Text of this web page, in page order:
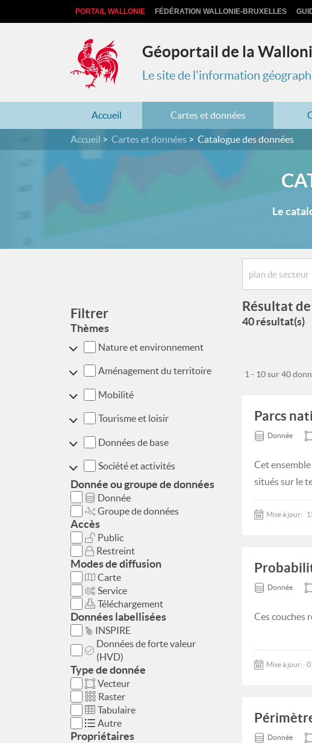
PORTAIL WALLONIE FÉDÉRATION WALLONIE-BRUXELLES
Géoportail de la
Le site de l'information
Accueil Cartes et données
Accueil Cartes et données Catalogue des données
Le
Filtrer
Thèmes
Nature et environnement
Aménagement du territoire
Mobilité
Tourisme et loisir
Données de base
Société et activités
Donnée ou groupe de données
Donnée
Groupe de données
Accès
Public
Restreint
Modes de diffusion
Carte
Service
Téléchargement
Données labellisées
INSPIRE
Données de forte valeur
(HVD)
Type de donnée
Vecteur
Raster
Tabulaire
Autre
Propriétaires
Résultat
40 résultat(s)
1 - 10 sur 40
Parcs
Donnée
Cet
situés sur le
Mise à jour:
Donnée
Ces couches
Mise à jour:
Donnée